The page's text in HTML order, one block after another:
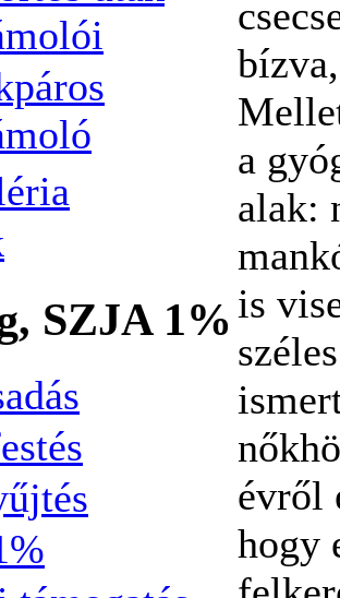
SZJA 1%
a
alak:
is
évről
hogy